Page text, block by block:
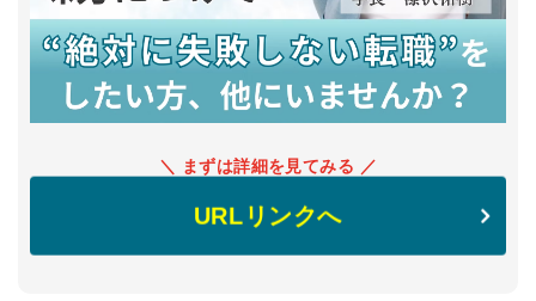
＼ まずは詳細を見てみる ／
URLリンクへ